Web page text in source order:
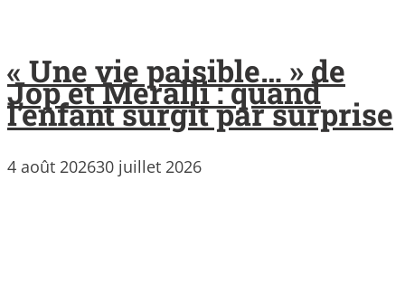
« Une vie paisible… » de
Jop et Meralli : quand
l’enfant surgit par surprise
4 août 202630 juillet 2026